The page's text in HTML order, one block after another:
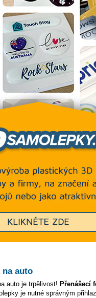
na auto
auto je trpělivost! Přenášecí
je nutné správným